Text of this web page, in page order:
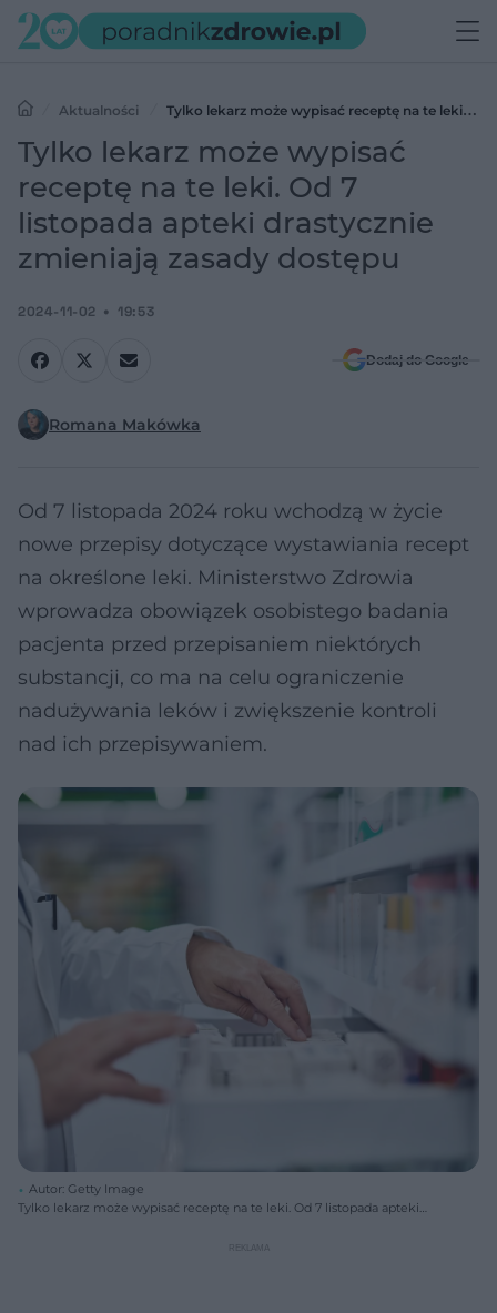
Aktualności
Tylko lekarz może wypisać receptę na te leki. Od
7 listopada apteki drastycznie zmieniają zasady dostępu
Tylko lekarz może wypisać
receptę na te leki. Od 7
listopada apteki drastycznie
zmieniają zasady dostępu
2024-11-02 19:53
Dodaj do Google
Romana Makówka
Od 7 listopada 2024 roku wchodzą w życie
nowe przepisy dotyczące wystawiania recept
na określone leki. Ministerstwo Zdrowia
wprowadza obowiązek osobistego badania
pacjenta przed przepisaniem niektórych
substancji, co ma na celu ograniczenie
nadużywania leków i zwiększenie kontroli
nad ich przepisywaniem.
Autor: Getty Image
Tylko lekarz może wypisać receptę na te leki. Od 7 listopada apteki